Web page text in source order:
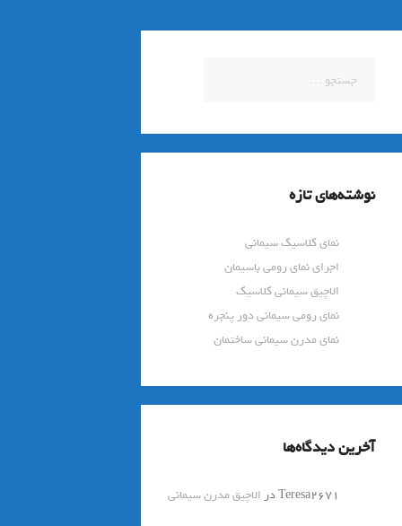
برای:
نوشته‌های تازه
نمای کلاسیک سیمانی
اجرای نمای رومی باسیمان
الاچیق سیمانی کلاسیک
نمای رومی سیمانی دور پنجره
نمای مدرن سیمانی ساختمان
آخرین دیدگاه‌ها
Teresa2671در الاچیق مدرن سیمانی